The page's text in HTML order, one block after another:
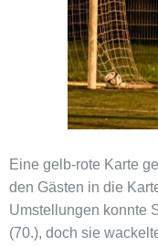
Eine gelb-rote Karte
den Gästen in die
Umstellungen konnte
(70.), doch sie